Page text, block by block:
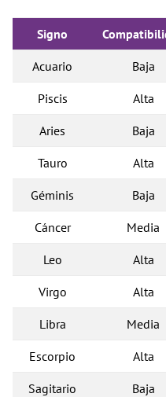
Signo
Acuario Baja
Piscis Alta
Aries Baja
Tauro Alta
Géminis Baja
Cáncer Media
Leo Alta
Virgo Alta
Libra Media
Escorpio Alta
Sagitario Baja